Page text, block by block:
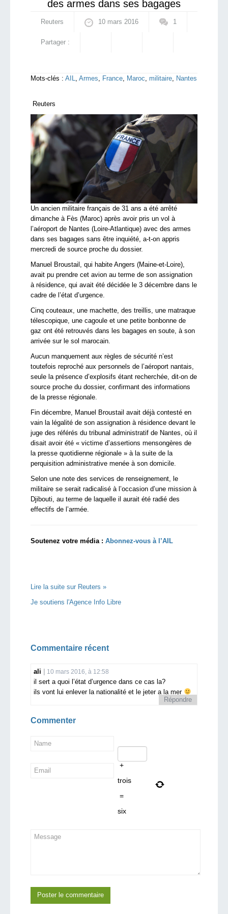
des armes dans ses bagages
Reuters 10 mars 2016 1
Partager :
Mots-clés : AIL, Armes, France, Maroc, militaire, Nantes
Reuters
Un ancien militaire français de 31 ans a été arrêté
dimanche à Fès (Maroc) après avoir pris un vol à
l’aéroport de Nantes (Loire-Atlantique) avec des armes
dans ses bagages sans être inquiété, a-t-on appris
mercredi de source proche du dossier.
Manuel Broustail, qui habite Angers (Maine-et-Loire),
avait pu prendre cet avion au terme de son assignation
à résidence, qui avait été décidée le 3 décembre dans le
cadre de l’état d’urgence.
Cinq couteaux, une machette, des treillis, une matraque
télescopique, une cagoule et une petite bonbonne de
gaz ont été retrouvés dans les bagages en soute, à son
arrivée sur le sol marocain.
Aucun manquement aux règles de sécurité n’est
toutefois reproché aux personnels de l’aéroport nantais,
seule la présence d’explosifs étant recherchée, dit-on de
source proche du dossier, confirmant des informations
de la presse régionale.
Fin décembre, Manuel Broustail avait déjà contesté en
vain la légalité de son assignation à résidence devant le
juge des référés du tribunal administratif de Nantes, où il
disait avoir été « victime d’assertions mensongères de
la presse quotidienne régionale » à la suite de la
perquisition administrative menée à son domicile.
Selon une note des services de renseignement, le
militaire se serait radicalisé à l’occasion d’une mission à
Djibouti, au terme de laquelle il aurait été radié des
effectifs de l’armée.
Soutenez votre média : Abonnez-vous à l’AIL
Lire la suite sur Reuters »
Je soutiens l'Agence Info Libre
Commentaire récent
ali 10 mars 2016, à 12:58
il sert a quoi l’état d’urgence dans ce cas la?
ils vont lui enlever la nationalité et le jeter a la mer
Répondre
Commenter
+
trois
=
six